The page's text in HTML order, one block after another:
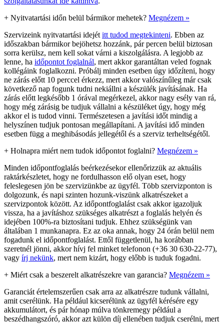
+ Nyitvatartási időn belül bármikor mehetek? Megnézem »
Szervizeink nyitvatartási idejét itt tudod megtekinteni. Ebben az
időszakban bármikor bejöhetsz hozzánk, pár percen belül biztosan
sorra kerülsz, nem kell sokat várni a kiszolgálásra. A legjobb az
lenne, ha időpontot foglalnál, mert akkor garantáltan veled fognak
kollégáink foglalkozni. Próbálj minden esetben úgy időzíteni, hogy
ne zárás előtt 10 perccel érkezz, mert akkor valószínűleg már csak
következő nap fogunk tudni nekiállni a készülék javításának. Ha
zárás előtt legkésőbb 1 órával megérkezel, akkor nagy esély van rá,
hogy még zárásig be tudjuk vállalni a készüléket úgy, hogy még
akkor el is tudod vinni. Természetesen a javítási időt mindig a
helyszínen tudjuk pontosan megállapítani. A javítási idő minden
esetben függ a meghibásodás jellegétől és a szerviz terheltségétől.
+ Holnapra miért nem tudok időpontot foglalni? Megnézem »
Minden időpontfoglalás beérkezésekor ellenőrizzük az aktuális
raktárkészletet, hogy ne fordulhasson elő olyan eset, hogy
feleslegesen jön be szervizünkbe az ügyfél. Több szervizponton is
dolgozunk, és napi szinten hozunk-viszünk alkatrészeket a
szervizpontok között. Az időpontfoglalást csak akkor igazoljuk
vissza, ha a javításhoz szükséges alkatrészt a foglalás helyén és
idejében 100%-ra biztosítani tudjuk. Ehhez szükségünk van
általában 1 munkanapra. Ez az oka annak, hogy 24 órán belül nem
fogadunk el időpontfoglalást. Ettől függetlenül, ha korábban
szeretnél jönni, akkor hívj fel minket telefonon (+36 30 630-22-77),
vagy írj nekünk, mert nem kizárt, hogy előbb is tuduk fogadni.
+ Miért csak a beszerelt alkatrészekre van garancia? Megnézem »
Garanciát értelemszerűen csak arra az alkatrészre tudunk vállalni,
amit cserélünk. Ha például kicserélünk az ügyfél kérésére egy
akkumulátort, és pár hónap múlva tönkremegy például a
beszédhangszóró, akkor azt külön díj ellenében tudjuk cserélni, mert